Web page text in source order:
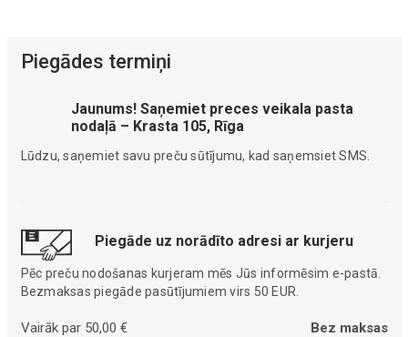
Piegādes termiņi
Jaunums! Saņemiet preces veikala pasta
nodaļā – Krasta 105, Rīga
Lūdzu, saņemiet savu preču sūtījumu, kad saņemsiet SMS.
Piegāde uz norādīto adresi ar kurjeru
Pēc preču nodošanas kurjeram mēs Jūs informēsim e-pastā.
Bezmaksas piegāde pasūtījumiem virs 50 EUR.
Vairāk par 50,00 € Bez maksas